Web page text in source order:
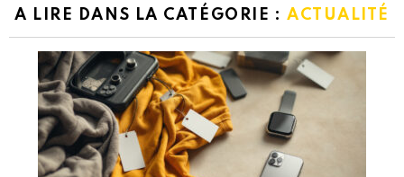
A LIRE DANS LA CATÉGORIE : ACTUALITÉ